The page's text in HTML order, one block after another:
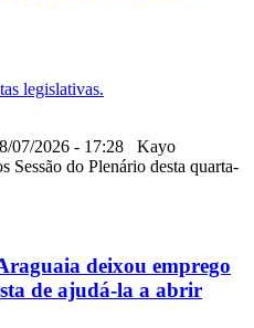
07/2026 - 17:28 Kayo
Sessão do Plenário desta quarta-
deixou emprego
de ajudá-la a abrir